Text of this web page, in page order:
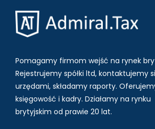
Pomagamy firmom wejść na rynek
Rejestrujemy spółki ltd, kontaktujemy
urzędami, składamy raporty.
księgowość i kadry. Działamy na rynku
brytyjskim od prawie 20 lat.